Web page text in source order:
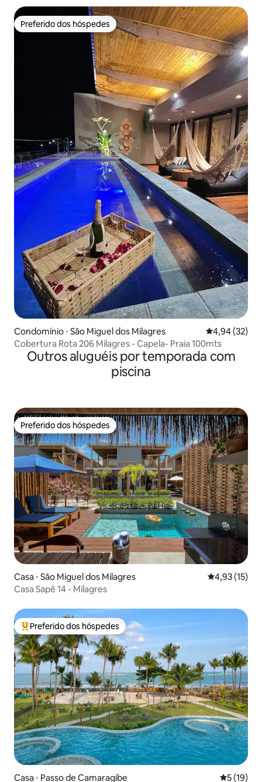
Preferido dos hóspedes
Preferido dos hóspedes
Condomínio ⋅ São Miguel dos Milagres 4,94 de uma
4,94 (32)
Cobertura Rota 206 Milagres - Capela- Praia 100mts
Outros aluguéis por temporada com
piscina
Preferido dos hóspedes
Preferido dos hóspedes
Casa ⋅ São Miguel dos Milagres 4,93 de uma
4,93 (15)
Casa Sapê 14 - Milagres
Entre os melhores preferidos dos hóspedes
Preferido dos hóspedes
Casa ⋅ Passo de Camaragibe 5 de uma
5 (19)